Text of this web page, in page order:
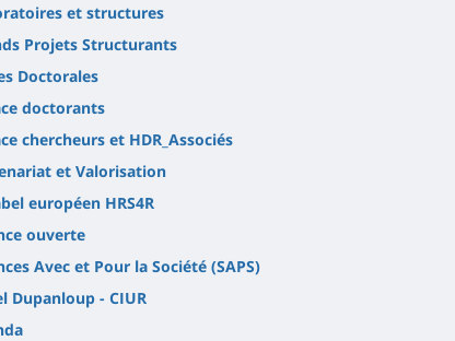
et structures
Projets Structurants
Doctorales
doctorants
chercheurs et HDR_Associés
et Valorisation
européen HRS4R
ouverte
Avec et Pour la Société (SAPS)
Dupanloup - CIUR